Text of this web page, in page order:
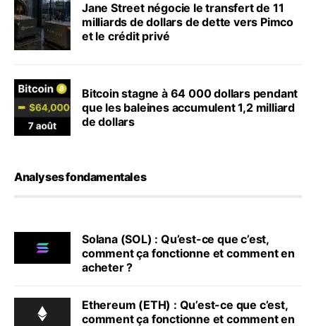
Jane Street négocie le transfert de 11
milliards de dollars de dette vers Pimco
et le crédit privé
Bitcoin stagne à 64 000 dollars pendant
que les baleines accumulent 1,2 milliard
de dollars
Analyses fondamentales
Solana (SOL) : Qu’est-ce que c’est,
comment ça fonctionne et comment en
acheter ?
Ethereum (ETH) : Qu’est-ce que c’est,
comment ça fonctionne et comment en